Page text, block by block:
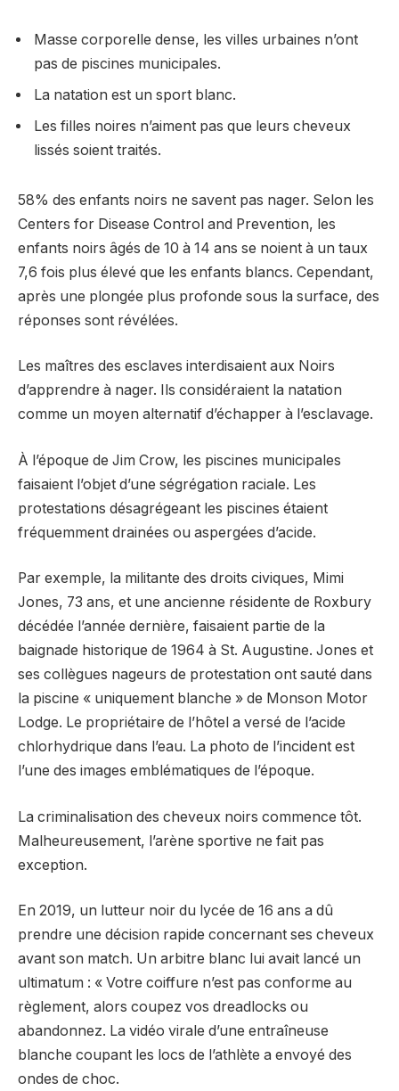
Masse corporelle dense, les villes urbaines n’ont
pas de piscines municipales.
La natation est un sport blanc.
Les filles noires n’aiment pas que leurs cheveux
lissés soient traités.
58% des enfants noirs ne savent pas nager. Selon les
Centers for Disease Control and Prevention, les
enfants noirs âgés de 10 à 14 ans se noient à un taux
7,6 fois plus élevé que les enfants blancs. Cependant,
après une plongée plus profonde sous la surface, des
réponses sont révélées.
Les maîtres des esclaves interdisaient aux Noirs
d’apprendre à nager. Ils considéraient la natation
comme un moyen alternatif d’échapper à l’esclavage.
À l’époque de Jim Crow, les piscines municipales
faisaient l’objet d’une ségrégation raciale. Les
protestations désagrégeant les piscines étaient
fréquemment drainées ou aspergées d’acide.
Par exemple, la militante des droits civiques, Mimi
Jones, 73 ans, et une ancienne résidente de Roxbury
décédée l’année dernière, faisaient partie de la
baignade historique de 1964 à St. Augustine. Jones et
ses collègues nageurs de protestation ont sauté dans
la piscine « uniquement blanche » de Monson Motor
Lodge. Le propriétaire de l’hôtel a versé de l’acide
chlorhydrique dans l’eau. La photo de l’incident est
l’une des images emblématiques de l’époque.
La criminalisation des cheveux noirs commence tôt.
Malheureusement, l’arène sportive ne fait pas
exception.
En 2019, un lutteur noir du lycée de 16 ans a dû
prendre une décision rapide concernant ses cheveux
avant son match. Un arbitre blanc lui avait lancé un
ultimatum : « Votre coiffure n’est pas conforme au
règlement, alors coupez vos dreadlocks ou
abandonnez. La vidéo virale d’une entraîneuse
blanche coupant les locs de l’athlète a envoyé des
ondes de choc.